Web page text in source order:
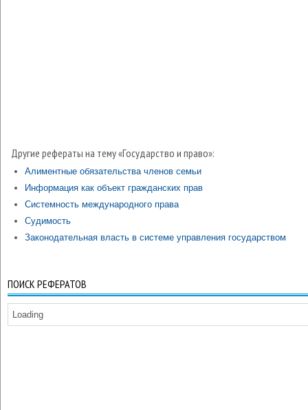
Другие рефераты на тему «Государство и право»:
Алиментные обязательства членов семьи
Информация как объект гражданских прав
Системность международного права
Судимость
Законодательная власть в системе управления государством
ПОИСК РЕФЕРАТОВ
Loading